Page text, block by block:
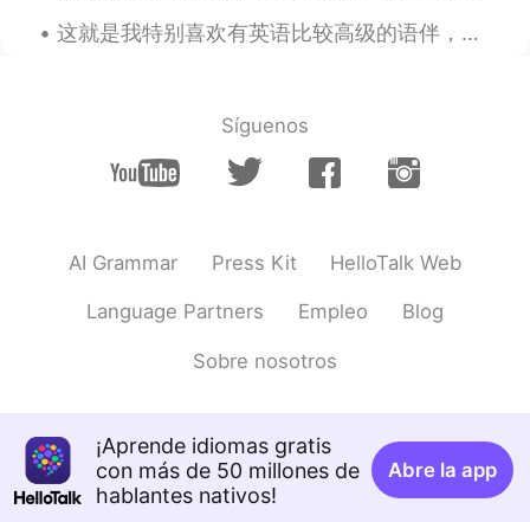
Landau 2019.09.30 14:05
CN EN
CN EN
比较简单：他们不了解中国，
是说他们爱上了中国。
Joseph 2019.09.30 12:57
这就是我特别喜欢有英语比较高级的语伴，可以谈论比较专业的话题。在这个情况下我们在聊李小龙的哲学，然后中文的部分我们谈论中国移动的年报。 随便聊天不行，为了提高语言水平需要目标和计划。 我们提前...
Síguenos
AI Grammar Press Kit HelloTalk Web
Language Partners Empleo Blog
Sobre nosotros
¡Aprende idiomas gratis
con más de 50 millones de
hablantes nativos!
Abre la app